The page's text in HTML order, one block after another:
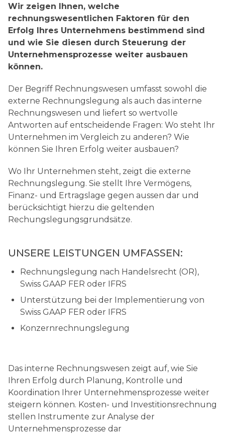
Rechnungswesen
Wir zeigen Ihnen, welche
rechnungswesentlichen Faktoren für den
Erfolg Ihres Unternehmens bestimmend sind
und wie Sie diesen durch Steuerung der
Unternehmensprozesse weiter ausbauen
können.
Der Begriff Rechnungswesen umfasst sowohl die
externe Rechnungslegung als auch das interne
Rechnungswesen und liefert so wertvolle
Antworten auf entscheidende Fragen: Wo steht Ihr
Unternehmen im Vergleich zu anderen? Wie
können Sie Ihren Erfolg weiter ausbauen?
Wo Ihr Unternehmen steht, zeigt die externe
Rechnungslegung. Sie stellt Ihre Vermögens,
Finanz- und Ertragslage gegen aussen dar und
berücksichtigt hierzu die geltenden
Rechungslegungsgrundsätze.
UNSERE LEISTUNGEN UMFASSEN:
Rechnungslegung nach Handelsrecht (OR),
Swiss GAAP FER oder IFRS
Unterstützung bei der Implementierung von
Swiss GAAP FER oder IFRS
Konzernrechnungslegung
Das interne Rechnungswesen zeigt auf, wie Sie
Ihren Erfolg durch Planung, Kontrolle und
Koordination Ihrer Unternehmensprozesse weiter
steigern können. Kosten- und Investitionsrechnung
stellen Instrumente zur Analyse der
Unternehmensprozesse dar